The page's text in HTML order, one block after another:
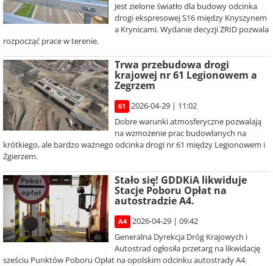
Jest zielone światło dla budowy odcinka
drogi ekspresowej S16 między Knyszynem
a Krynicami. Wydanie decyzji ZRID pozwala
rozpocząć prace w terenie.
Trwa przebudowa drogi
krajowej nr 61 Legionowem a
Zegrzem
61
2026-04-29 | 11:02
Dobre warunki atmosferyczne pozwalają
na wzmożenie prac budowlanych na
krótkiego, ale bardzo ważnego odcinka drogi nr 61 między Legionowem i
Zgierzem.
Stało się! GDDKiA likwiduje
Stacje Poboru Opłat na
autostradzie A4.
A4
2026-04-29 | 09:42
Generalna Dyrekcja Dróg Krajowych i
Autostrad ogłosiła przetarg na likwidację
sześciu Punktów Poboru Opłat na opolskim odcinku autostrady A4.